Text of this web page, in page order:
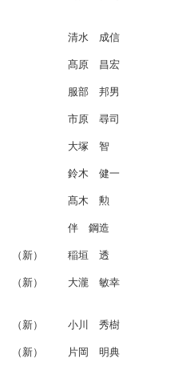
清水 成信
髙原 昌宏
服部 邦男
市原 尋司
大塚 智
鈴木 健一
髙木 勲
伴 鋼造
（新） 稲垣 透
（新） 大瀧 敏幸
（新） 小川 秀樹
（新） 片岡 明典